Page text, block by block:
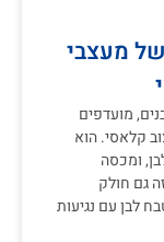
מעצבי
מועדפים
קלאסי. הוא
ומכסה
גם חולק
לבן עם נגיעות